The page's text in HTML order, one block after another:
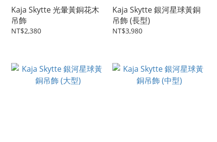
Kaja Skytte 光暈黃銅花木
吊飾
NT$2,380
Kaja Skytte 銀河星球黃銅
吊飾 (長型)
NT$3,980